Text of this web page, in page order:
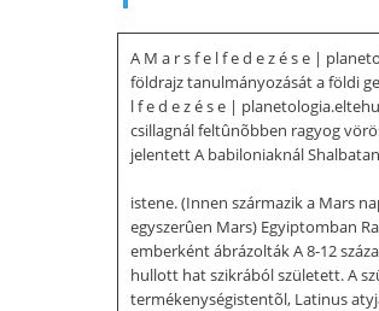
A M a r s f e l f e d e z é s e |
földrajz tanulmányozását a földi
l f e d e z é s e |
csillagnál feltûnõbben ragyog
jelentett A babiloniaknál
istene. (Innen származik a Mars
egyszerûen Mars) Egyiptomban
emberként ábrázolták A 8-12
hullott hat szikrából született. A
termékenységistentõl, Latinus